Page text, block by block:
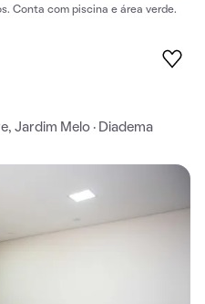
Conta com piscina e área verde.
Jardim Melo · Diadema